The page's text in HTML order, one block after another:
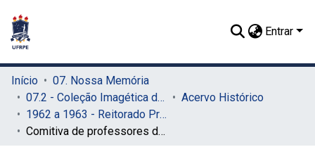
Entrar
Início
07. Nossa Memória
07.2 - Coleção Imagética do SIB
Acervo Histórico
1962 a 1963 - Reitorado Prof. Renato Ramos de Farias
Comitiva de professores da Escola de Medicina Veterinária da Universidade de Hanover, Alemanha em visita à UFRPE - Fotografia 2